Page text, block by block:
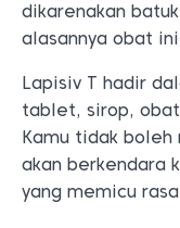
dikarenakan
alasannya obat
Lapisiv T hadir
tablet, sirop,
Kamu tidak
akan berkendara
yang memicu